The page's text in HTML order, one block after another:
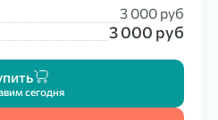
3 000 руб
3 000 руб
сегодня